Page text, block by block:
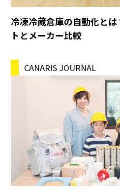
冷凍冷蔵倉庫の自動化と
トとメーカー比較
CANARIS JOURNAL